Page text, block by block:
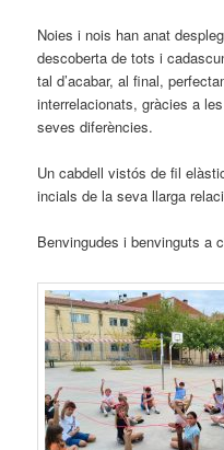
Noies i nois han anat
descoberta de tots i
tal d’acabar, al final,
interrelacionats, gràcies a
seves diferències.
Un cabdell vistós de fil
incials de la seva llarga
Benvingudes i benvinguts a